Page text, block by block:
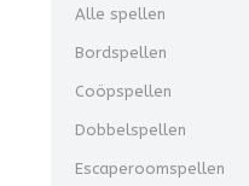
Alle spellen
Bordspellen
Coöpspellen
Dobbelspellen
Escaperoomspellen